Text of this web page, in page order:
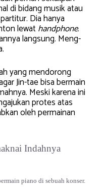
di bidang musik atau
Dia hanya
lewathandphone.
langsung. Meng-
yang mendorong
Jin-tae bisa bermain
Meski karena ini
protes atas
oleh permainan
piano di sebuah konser.